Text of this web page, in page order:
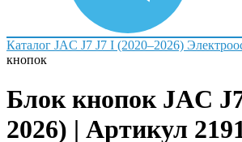
Каталог JAC J7 J7 I (2020–2026)
кнопок
Блок кнопок JAC
2026) | Артикул